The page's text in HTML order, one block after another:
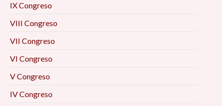
IX Congreso
VIII Congreso
VII Congreso
VI Congreso
V Congreso
IV Congreso